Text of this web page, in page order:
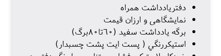
دفتريادداشت همراه
نمايشگاهی و ارزان قيمت
برگه يادداشت سفيد (٦٠تا٨٠برگ)
استيكررنگي ( پست ايت پشت چسبدار)